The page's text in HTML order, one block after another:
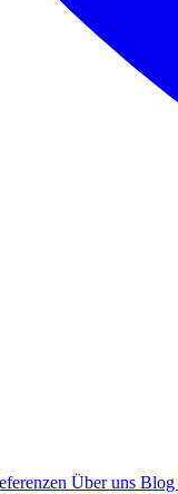
Über uns Blog